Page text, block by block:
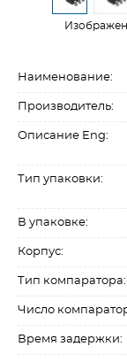
Наименование:
Производитель:
Описание Eng:
Тип упаковки:
В упаковке:
Корпус:
Тип компаратора:
Число
Время задержки: